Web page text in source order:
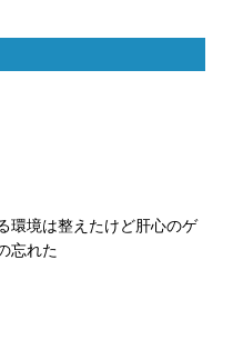
環境は整えたけど肝心のゲ
忘れた